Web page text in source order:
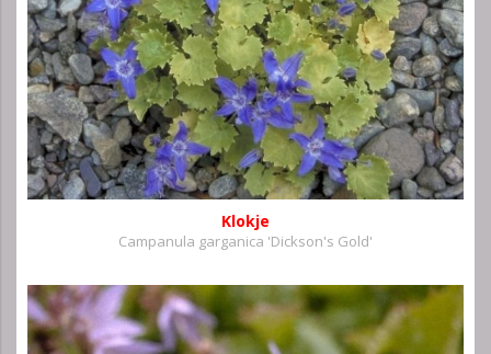
Klokje
Campanula garganica 'Dickson's Gold'